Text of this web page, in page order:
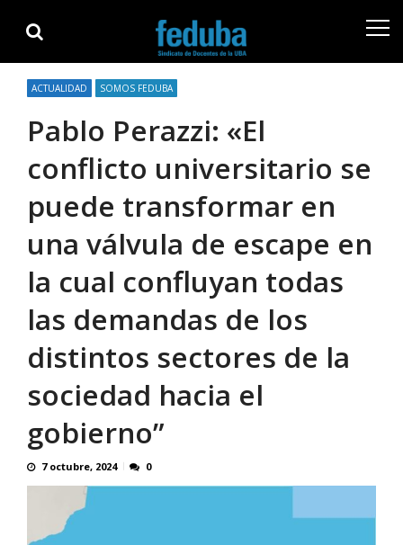
navigation
content
ACTUALIDAD SOMOS FEDUBA
Pablo Perazzi: «El
conflicto universitario se
puede transformar en
una válvula de escape en
la cual confluyan todas
las demandas de los
distintos sectores de la
sociedad hacia el
gobierno”
7 octubre, 2024 0